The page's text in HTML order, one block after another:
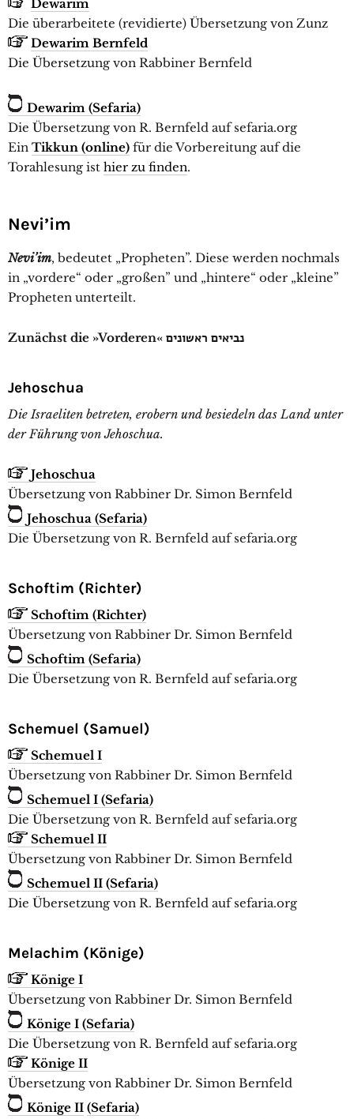
Dewarim
Die überarbeitete (revidierte) Übersetzung von Zunz
Dewarim Bernfeld
Die Übersetzung von Rabbiner Bernfeld
Dewarim (Sefaria)
Die Übersetzung von R. Bernfeld auf sefaria.org
Ein Tikkun (online) für die Vorbereitung auf die
Torahlesung ist hier zu finden.
Nevi’im
Nevi’im, bedeutet „Propheten”. Diese werden nochmals
in „vordere“ oder „großen” und „hintere“ oder „kleine”
Propheten unterteilt.
Zunächst die »Vorderen« נביאים ראשונים
Jehoschua
Die Israeliten betreten, erobern und besiedeln das Land unter
der Führung von Jehoschua.
Jehoschua
Übersetzung von Rabbiner Dr. Simon Bernfeld
Jehoschua (Sefaria)
Die Übersetzung von R. Bernfeld auf sefaria.org
Schoftim (Richter)
Schoftim (Richter)
Übersetzung von Rabbiner Dr. Simon Bernfeld
Schoftim (Sefaria)
Die Übersetzung von R. Bernfeld auf sefaria.org
Schemuel (Samuel)
Schemuel I
Übersetzung von Rabbiner Dr. Simon Bernfeld
Schemuel I (Sefaria)
Die Übersetzung von R. Bernfeld auf sefaria.org
Schemuel II
Übersetzung von Rabbiner Dr. Simon Bernfeld
Schemuel II (Sefaria)
Die Übersetzung von R. Bernfeld auf sefaria.org
Melachim (Könige)
Könige I
Übersetzung von Rabbiner Dr. Simon Bernfeld
Könige I (Sefaria)
Die Übersetzung von R. Bernfeld auf sefaria.org
Könige II
Übersetzung von Rabbiner Dr. Simon Bernfeld
Könige II (Sefaria)